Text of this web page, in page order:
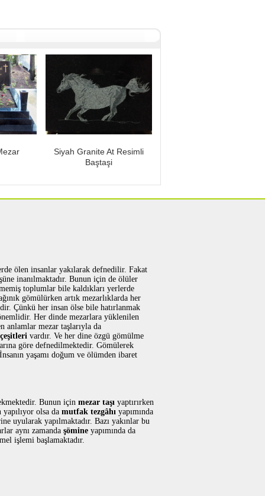
Siyah Granite At Resimli
Baştaşi
ölen insanlar yakılarak defnedilir. Fakat
inanılmaktadır. Bunun için de ölüler
toplumlar bile kaldıkları yerlerde
gömülürken artık mezarlıklarda her
Çünkü her insan ölse bile hatırlanmak
Her dinde mezarlara yüklenilen
anlamlar mezar taşlarıyla da
vardır. Ve her dine özgü gömülme
göre defnedilmektedir. Gömülerek
yaşamı doğum ve ölümden ibaret
Bunun için mezar taşı yaptırırken
yapılıyor olsa da mutfak tezgâhı yapımında
uyularak yapılmaktadır. Bazı yakınlar bu
aynı zamanda şömine yapımında da
işlemi başlamaktadır.